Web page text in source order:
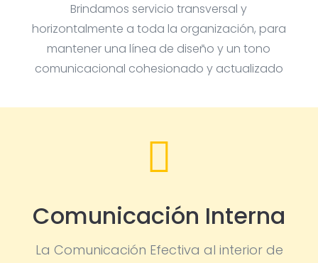
Brindamos servicio transversal y
horizontalmente a toda la organización, para
mantener una línea de diseño y un tono
comunicacional cohesionado y actualizado

Comunicación Interna
La Comunicación Efectiva al interior de